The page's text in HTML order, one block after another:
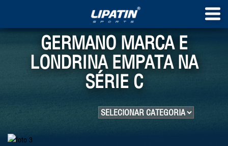
GERMANO MARCA E
LONDRINA EMPATA NA
SÉRIE C